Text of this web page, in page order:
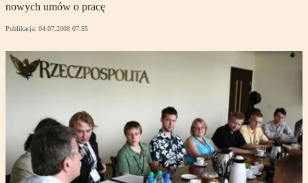
nowych umów o pracę
Publikacja: 04.07.2008 07:55